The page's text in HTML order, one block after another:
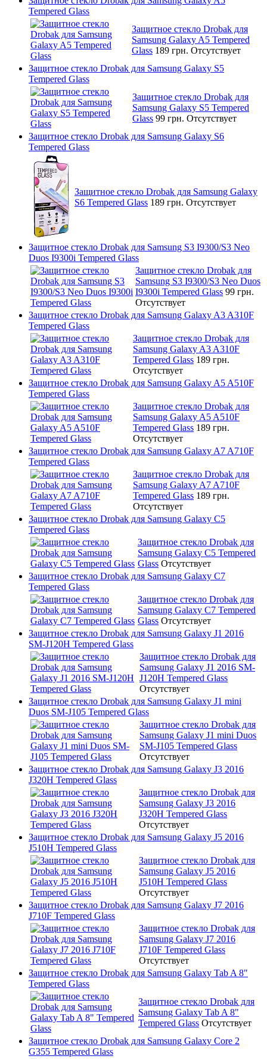
Tempered Glass
Защитное стекло Drobak для
Samsung Galaxy A5 Tempered
Glass 189 грн. Отсутствует
Защитное стекло Drobak для Samsung Galaxy S5
Tempered Glass
Защитное стекло Drobak для
Samsung Galaxy S5 Tempered
Glass 99 грн. Отсутствует
Защитное стекло Drobak для Samsung Galaxy S6
Tempered Glass
Защитное стекло Drobak для Samsung Galaxy
S6 Tempered Glass 189 грн. Отсутствует
Защитное стекло Drobak для Samsung S3 I9300/S3 Neo
Duos I9300i Tempered Glass
Защитное стекло Drobak для
Samsung S3 I9300/S3 Neo Duos
I9300i Tempered Glass 99 грн.
Отсутствует
Защитное стекло Drobak для Samsung Galaxy A3 A310F
Tempered Glass
Защитное стекло Drobak для
Samsung Galaxy A3 A310F
Tempered Glass 189 грн.
Отсутствует
Защитное стекло Drobak для Samsung Galaxy A5 A510F
Tempered Glass
Защитное стекло Drobak для
Samsung Galaxy A5 A510F
Tempered Glass 189 грн.
Отсутствует
Защитное стекло Drobak для Samsung Galaxy A7 A710F
Tempered Glass
Защитное стекло Drobak для
Samsung Galaxy A7 A710F
Tempered Glass 189 грн.
Отсутствует
Защитное стекло Drobak для Samsung Galaxy C5
Tempered Glass
Защитное стекло Drobak для
Samsung Galaxy C5 Tempered
Glass Отсутствует
Защитное стекло Drobak для Samsung Galaxy C7
Tempered Glass
Защитное стекло Drobak для
Samsung Galaxy C7 Tempered
Glass Отсутствует
Защитное стекло Drobak для Samsung Galaxy J1 2016
SM-J120H Tempered Glass
Защитное стекло Drobak для
Samsung Galaxy J1 2016 SM-
J120H Tempered Glass
Отсутствует
Защитное стекло Drobak для Samsung Galaxy J1 mini
Duos SM-J105 Tempered Glass
Защитное стекло Drobak для
Samsung Galaxy J1 mini Duos
SM-J105 Tempered Glass
Отсутствует
Защитное стекло Drobak для Samsung Galaxy J3 2016
J320H Tempered Glass
Защитное стекло Drobak для
Samsung Galaxy J3 2016
J320H Tempered Glass
Отсутствует
Защитное стекло Drobak для Samsung Galaxy J5 2016
J510H Tempered Glass
Защитное стекло Drobak для
Samsung Galaxy J5 2016
J510H Tempered Glass
Отсутствует
Защитное стекло Drobak для Samsung Galaxy J7 2016
J710F Tempered Glass
Защитное стекло Drobak для
Samsung Galaxy J7 2016
J710F Tempered Glass
Отсутствует
Защитное стекло Drobak для Samsung Galaxy Tab A 8"
Tempered Glass
Защитное стекло Drobak для
Samsung Galaxy Tab A 8"
Tempered Glass Отсутствует
Защитное стекло Drobak для Samsung Galaxy Core 2
G355 Tempered Glass